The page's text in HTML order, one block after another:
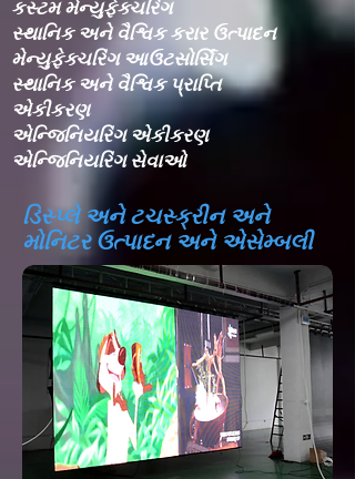
કસ્ટમ મેન્યુફેક્ચરિંગ
સ્થાનિક અને વૈશ્વિક કરાર ઉત્પાદન
મેન્યુફેક્ચરિંગ આઉટસોર્સિંગ
સ્થાનિક અને વૈશ્વિક પ્રાપ્તિ
એકીકરણ​
એન્જિનિયરિંગ એકીકરણ​
એન્જિનિયરિંગ સેવાઓ
ડિસ્પ્લે અને ટચસ્ક્રીન અને
મોનિટર ઉત્પાદન અને એસેમ્બલી